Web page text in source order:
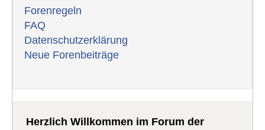
Forenregeln
FAQ
Datenschutzerklärung
Neue Forenbeiträge
Herzlich Willkommen im Forum der